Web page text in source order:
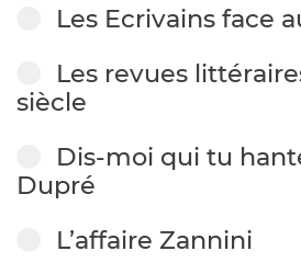
Les Ecrivains face
Les revues
siècle
Dis-moi qui tu
Dupré
L’affaire Zannini